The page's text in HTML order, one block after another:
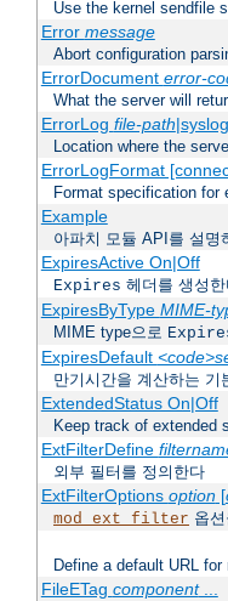
Use the kernel sendfile
Error message
Abort configuration
ErrorDocument error-
What the server will
ErrorLog file-path
Location where the
ErrorLogFormat
Format specification for
Example
아파치 모듈 API를 설명
ExpiresActive On|Off
Expires 헤더를 생성
ExpiresByType MIME-
MIME type으로
ExpiresDefault
만기시간을 계산하는 기
ExtendedStatus On|Off
Keep track of extended
ExtFilterDefine
외부 필터를 정의한다
ExtFilterOptions option[
mod_ext_filter 옵
Define a default URL
FileETag component...